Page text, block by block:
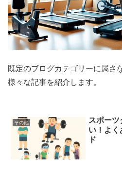
既定のブログカテゴリーに属さ
様々な記事を紹介します。
その他
スポー
い！よく
ド